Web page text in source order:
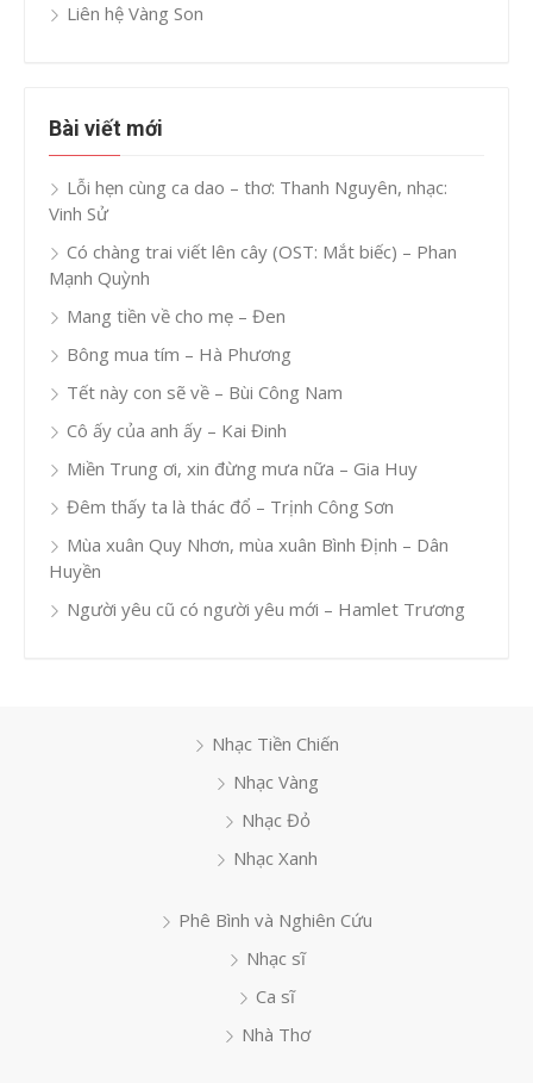
Liên hệ Vàng Son
Bài viết mới
Lỗi hẹn cùng ca dao – thơ: Thanh Nguyên, nhạc:
Vinh Sử
Có chàng trai viết lên cây (OST: Mắt biếc) – Phan
Mạnh Quỳnh
Mang tiền về cho mẹ – Đen
Bông mua tím – Hà Phương
Tết này con sẽ về – Bùi Công Nam
Cô ấy của anh ấy – Kai Đinh
Miền Trung ơi, xin đừng mưa nữa – Gia Huy
Đêm thấy ta là thác đổ – Trịnh Công Sơn
Mùa xuân Quy Nhơn, mùa xuân Bình Định – Dân
Huyền
Người yêu cũ có người yêu mới – Hamlet Trương
Nhạc Tiền Chiến
Nhạc Vàng
Nhạc Đỏ
Nhạc Xanh
Phê Bình và Nghiên Cứu
Nhạc sĩ
Ca sĩ
Nhà Thơ